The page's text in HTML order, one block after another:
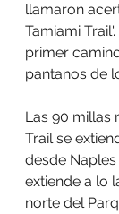
llamaron
Tamiami
primer
pantanos de
Las 90 millas
Trail se
desde Naples
extiende a lo
norte del